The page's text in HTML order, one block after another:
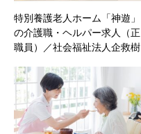
特別養護老人ホーム「神遊」
の介護職・ヘルパー求人（正
職員）／社会福祉法人企救樹